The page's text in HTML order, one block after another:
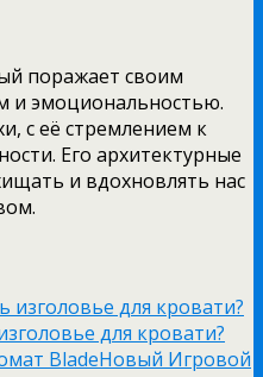
поражает своим
и эмоциональностью.
с её стремлением к
Его архитектурные
и вдохновлять нас
для кровати?
Новый Игровой